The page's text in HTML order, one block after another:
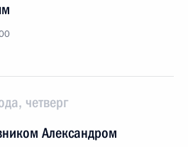
четверг
Александром